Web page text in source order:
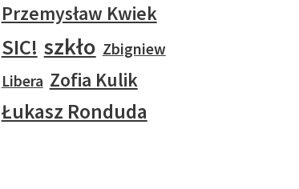
Przemysław Kwiek
SIC! szkło Zbigniew
Libera Zofia Kulik
Łukasz Ronduda